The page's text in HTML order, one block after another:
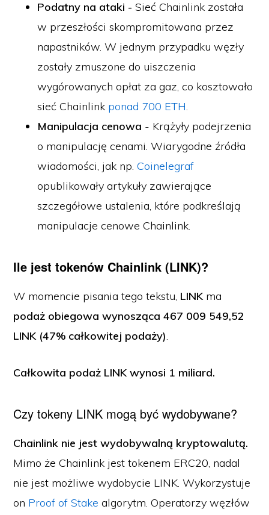
Podatny na ataki -Sieć Chainlink została
w przeszłości skompromitowana przez
napastników. W jednym przypadku węzły
zostały zmuszone do uiszczenia
wygórowanych opłat za gaz, co kosztowało
sieć Chainlink ponad 700 ETH.
Manipulacja cenowa - Krążyły podejrzenia
o manipulację cenami. Wiarygodne źródła
wiadomości, jak np.Coinelegraf
opublikowały artykuły zawierające
szczegółowe ustalenia, które podkreślają
manipulacje cenowe Chainlink.
Ile jest tokenów Chainlink (LINK)?
W momencie pisania tego tekstu, LINK ma
podaż obiegowa wynosząca 467 009 549,52
LINK (47% całkowitej podaży).
Całkowita podaż LINK wynosi 1 miliard.
Czy tokeny LINK mogą być wydobywane?
Chainlink nie jest wydobywalną kryptowalutą.
Mimo że Chainlink jest tokenem ERC20, nadal
nie jest możliwe wydobycie LINK. Wykorzystuje
on Proof of Stake algorytm. Operatorzy węzłów